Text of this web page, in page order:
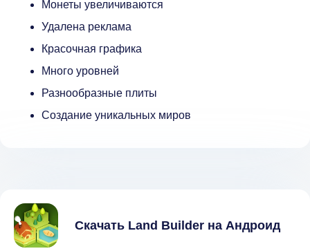
Монеты увеличиваются
Удалена реклама
Красочная графика
Много уровней
Разнообразные плиты
Создание уникальных миров
Скачать Land Builder на Андроид